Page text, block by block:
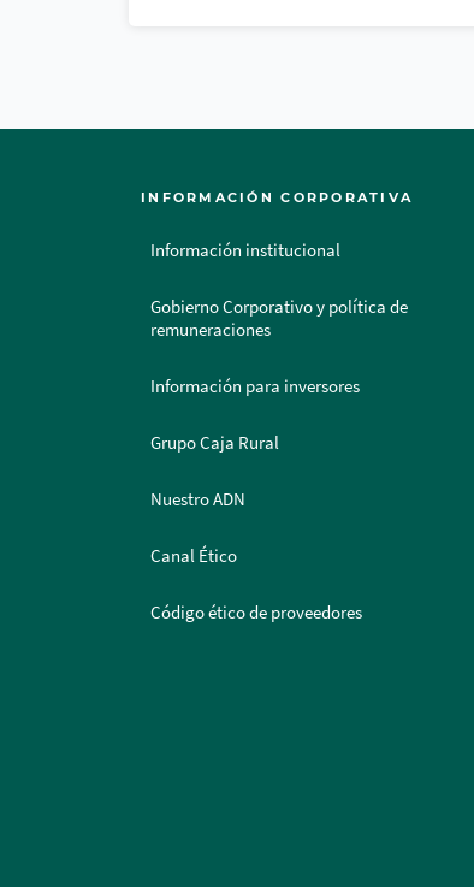
INFORMACIÓN CORPORATIVA
Información institucional
Gobierno Corporativo y política de
remuneraciones
Información para inversores
Grupo Caja Rural
Nuestro ADN
Canal Ético
Código ético de proveedores